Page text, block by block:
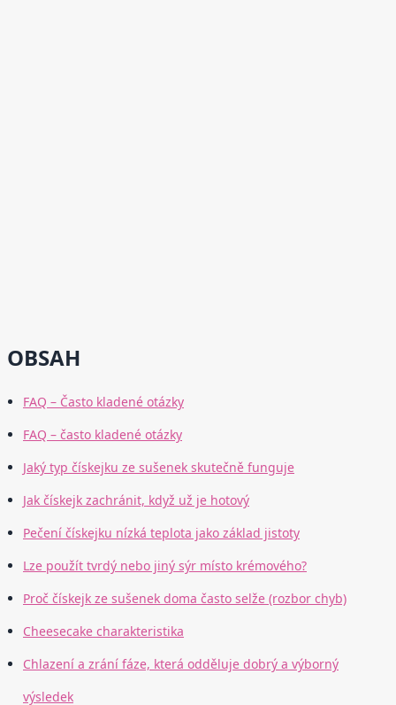
OBSAH
FAQ – Často kladené otázky
FAQ – často kladené otázky
Jaký typ čískejku ze sušenek skutečně funguje
Jak čískejk zachránit, když už je hotový
Pečení čískejku nízká teplota jako základ jistoty
Lze použít tvrdý nebo jiný sýr místo krémového?
Proč čískejk ze sušenek doma často selže (rozbor chyb)
Cheesecake charakteristika
Chlazení a zrání fáze, která odděluje dobrý a výborný
výsledek